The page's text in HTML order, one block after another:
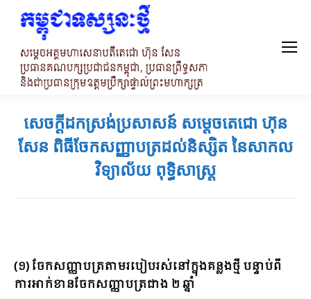
សេចក្តីដកស្រង់ប្រសាសន៍ សម្តេចតេជោ ហ៊ុន
សែន ពិធីចែកសញ្ញាបត្រដល់និស្សិត នៃសាកល
វិទ្យាល័យ ពុទ្ធិសាស្ត្រ
(១) ចែកសញ្ញាបត្រតាមរបៀបរស់នៅក្នុងគន្លងថ្មី បន្ទាប់ពី
ការអាក់ខានចែកសញ្ញាបត្រជាង ២ ឆ្នាំ